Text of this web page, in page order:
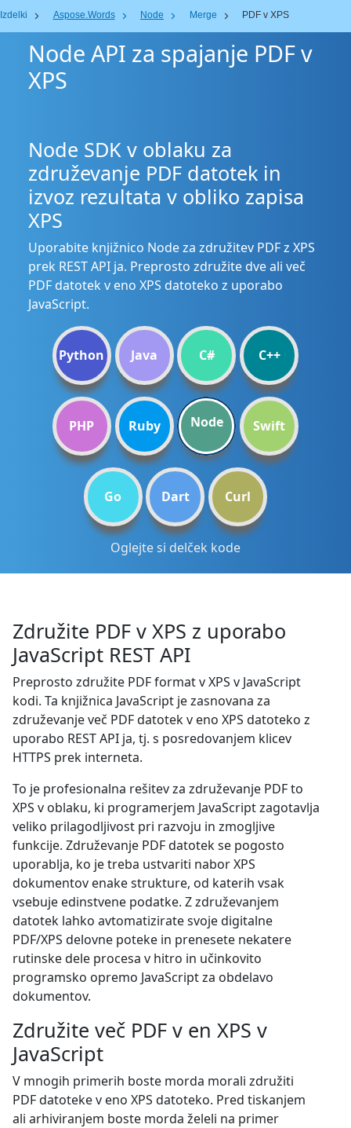
Izdelki Aspose.Words Node Merge PDF v XPS
Node API za spajanje PDF v
XPS
Node SDK v oblaku za
združevanje PDF datotek in
izvoz rezultata v obliko zapisa
XPS
Uporabite knjižnico Node za združitev PDF z XPS
prek REST API ja. Preprosto združite dve ali več
PDF datotek v eno XPS datoteko z uporabo
JavaScript.
Python Java C# C++
PHP Ruby Node Swift
Go Dart Curl
Oglejte si delček kode
Združite PDF v XPS z uporabo
JavaScript REST API
Preprosto združite PDF format v XPS v JavaScript
kodi. Ta knjižnica JavaScript je zasnovana za
združevanje več PDF datotek v eno XPS datoteko z
uporabo REST API ja, tj. s posredovanjem klicev
HTTPS prek interneta.
To je profesionalna rešitev za združevanje PDF to
XPS v oblaku, ki programerjem JavaScript zagotavlja
veliko prilagodljivost pri razvoju in zmogljive
funkcije. Združevanje PDF datotek se pogosto
uporablja, ko je treba ustvariti nabor XPS
dokumentov enake strukture, od katerih vsak
vsebuje edinstvene podatke. Z združevanjem
datotek lahko avtomatizirate svoje digitalne
PDF/XPS delovne poteke in prenesete nekatere
rutinske dele procesa v hitro in učinkovito
programsko opremo JavaScript za obdelavo
dokumentov.
Združite več PDF v en XPS v
JavaScript
V mnogih primerih boste morda morali združiti
PDF datoteke v eno XPS datoteko. Pred tiskanjem
ali arhiviranjem boste morda želeli na primer